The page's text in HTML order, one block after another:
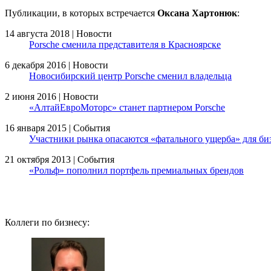
Публикации, в которых встречается Оксана Хартонюк:
14 августа 2018 | Новости
Porsche сменила представителя в Красноярске
6 декабря 2016 | Новости
Новосибирский центр Porsche сменил владельца
2 июня 2016 | Новости
«АлтайЕвроМоторс» станет партнером Porsche
16 января 2015 | События
Участники рынка опасаются «фатального ущерба» для
21 октября 2013 | События
«Рольф» пополнил портфель премиальных брендов
Коллеги по бизнесу: